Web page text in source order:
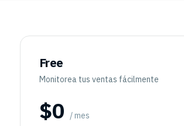
Free
Monitorea tus ventas fácilmente
$0 / mes